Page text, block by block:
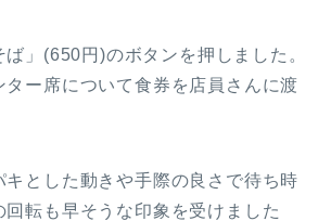
」(650円)のボタンを押しました。
ター席について食券を店員さんに渡
キとした動きや手際の良さで待ち時
回転も早そうな印象を受けました